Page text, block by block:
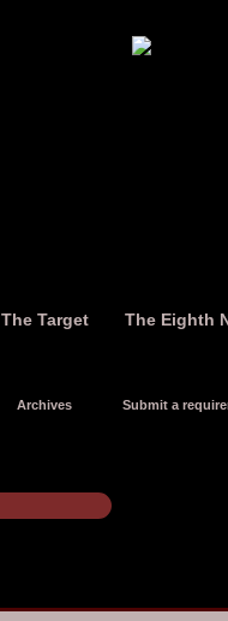
The Target The Eighth
Archives Submit a